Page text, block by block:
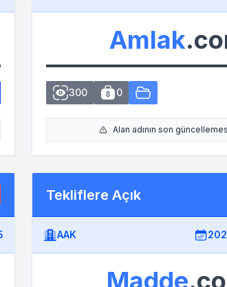
Amlak
300 0
Alan adının son
Tekliflere Açık
AAK
Madde